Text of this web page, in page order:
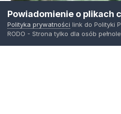
Powiadomienie o plikach
Polityka prywatności link do Polityki
RODO - Strona tylko dla osób